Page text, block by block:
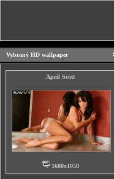
Vybraný HD wallpaper
April Scott
1680x1050